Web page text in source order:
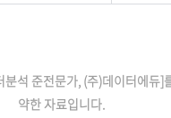
분석 준전문가, (주)데이터에듀]
약한 자료입니다.